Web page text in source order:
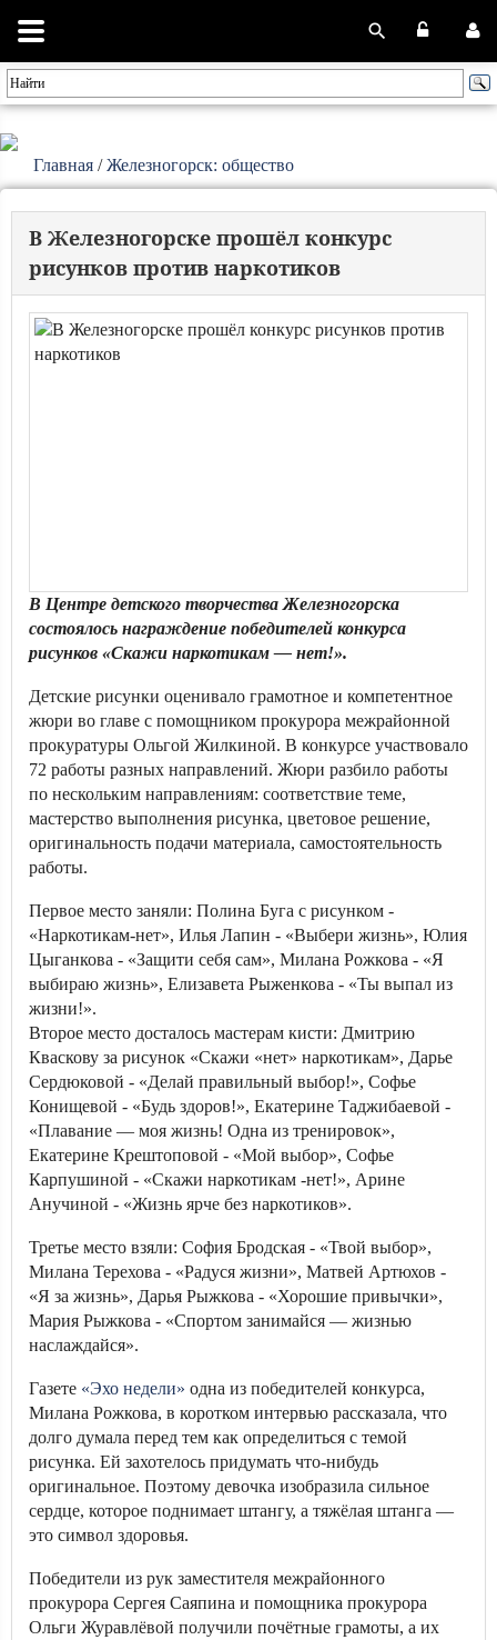
Главная /Железногорск: общество
В Железногорске прошёл конкурс
рисунков против наркотиков
В Центре детского творчества Железногорска
состоялось награждение победителей конкурса
рисунков «Скажи наркотикам — нет!».
Детские рисунки оценивало грамотное и компетентное
жюри во главе с помощником прокурора межрайонной
прокуратуры Ольгой Жилкиной. В конкурсе участвовало
72 работы разных направлений. Жюри разбило работы
по нескольким направлениям: соответствие теме,
мастерство выполнения рисунка, цветовое решение,
оригинальность подачи материала, самостоятельность
работы.
Первое место заняли: Полина Буга с рисунком -
«Наркотикам-нет», Илья Лапин - «Выбери жизнь», Юлия
Цыганкова - «Защити себя сам», Милана Рожкова - «Я
выбираю жизнь», Елизавета Рыженкова - «Ты выпал из
жизни!».
Второе место досталось мастерам кисти: Дмитрию
Кваскову за рисунок «Скажи «нет» наркотикам», Дарье
Сердюковой - «Делай правильный выбор!», Софье
Конищевой - «Будь здоров!», Екатерине Таджибаевой -
«Плавание — моя жизнь! Одна из тренировок»,
Екатерине Крештоповой - «Мой выбор», Софье
Карпушиной - «Скажи наркотикам -нет!», Арине
Анучиной - «Жизнь ярче без наркотиков».
Третье место взяли: София Бродская - «Твой выбор»,
Милана Терехова - «Радуся жизни», Матвей Артюхов -
«Я за жизнь», Дарья Рыжкова - «Хорошие привычки»,
Мария Рыжкова - «Спортом занимайся — жизнью
наслаждайся».
Газете «Эхо недели» одна из победителей конкурса,
Милана Рожкова, в коротком интервью рассказала, что
долго думала перед тем как определиться с темой
рисунка. Ей захотелось придумать что-нибудь
оригинальное. Поэтому девочка изобразила сильное
сердце, которое поднимает штангу, а тяжёлая штанга —
это символ здоровья.
Победители из рук заместителя межрайонного
прокурора Сергея Саяпина и помощника прокурора
Ольги Журавлёвой получили почётные грамоты, а их